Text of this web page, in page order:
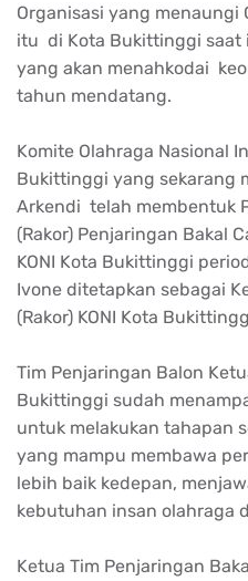
Organisasi yang menaungi
itu di Kota Bukittinggi
yang akan menahkodai
tahun mendatang.
Komite Olahraga Nasional
Bukittinggi yang sekarang
Arkendi telah membentuk
(Rakor) Penjaringan Bakal
KONI Kota Bukittinggi
Ivone ditetapkan sebagai
(Rakor) KONI Kota
Tim Penjaringan Balon
Bukittinggi sudah
untuk melakukan tahapan
yang mampu membawa
lebih baik kedepan,
kebutuhan insan olahraga
Ketua Tim Penjaringan